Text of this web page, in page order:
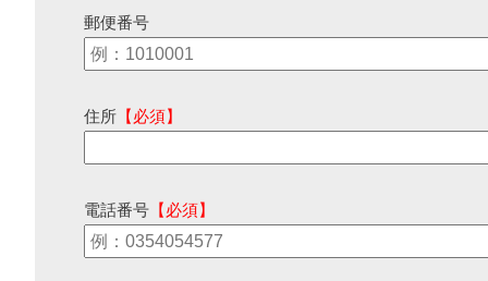
郵便番号
住所 【必須】
電話番号 【必須】